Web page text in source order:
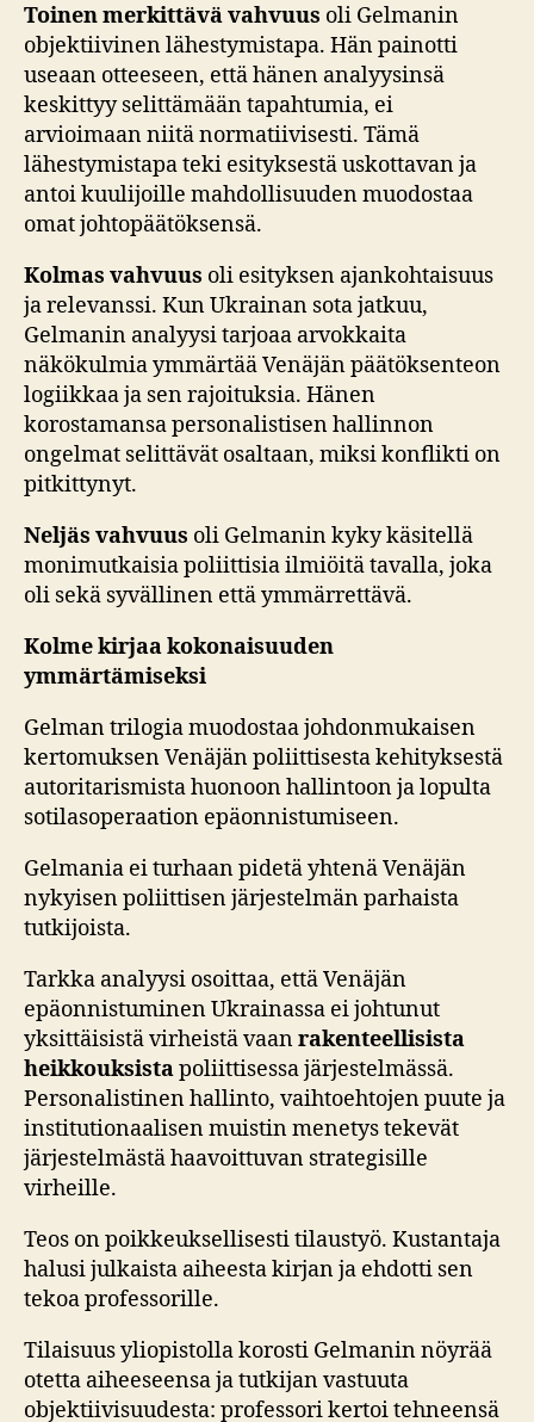
Toinen merkittävä vahvuus oli Gelmanin
objektiivinen lähestymistapa. Hän painotti
useaan otteeseen, että hänen analyysinsä
keskittyy selittämään tapahtumia, ei
arvioimaan niitä normatiivisesti. Tämä
lähestymistapa teki esityksestä uskottavan ja
antoi kuulijoille mahdollisuuden muodostaa
omat johtopäätöksensä.
Kolmas vahvuus oli esityksen ajankohtaisuus
ja relevanssi. Kun Ukrainan sota jatkuu,
Gelmanin analyysi tarjoaa arvokkaita
näkökulmia ymmärtää Venäjän päätöksenteon
logiikkaa ja sen rajoituksia. Hänen
korostamansa personalistisen hallinnon
ongelmat selittävät osaltaan, miksi konflikti on
pitkittynyt.
Neljäs vahvuus oli Gelmanin kyky käsitellä
monimutkaisia poliittisia ilmiöitä tavalla, joka
oli sekä syvällinen että ymmärrettävä.
Kolme kirjaa kokonaisuuden
ymmärtämiseksi
Gelman trilogia muodostaa johdonmukaisen
kertomuksen Venäjän poliittisesta kehityksestä
autoritarismista huonoon hallintoon ja lopulta
sotilasoperaation epäonnistumiseen.
Gelmania ei turhaan pidetä yhtenä Venäjän
nykyisen poliittisen järjestelmän parhaista
tutkijoista.
Tarkka analyysi osoittaa, että Venäjän
epäonnistuminen Ukrainassa ei johtunut
yksittäisistä virheistä vaanrakenteellisista
heikkouksistapoliittisessa järjestelmässä.
Personalistinen hallinto, vaihtoehtojen puute ja
institutionaalisen muistin menetys tekevät
järjestelmästä haavoittuvan strategisille
virheille.
Teos on poikkeuksellisesti tilaustyö. Kustantaja
halusi julkaista aiheesta kirjan ja ehdotti sen
tekoa professorille.
Tilaisuus yliopistolla korosti Gelmanin nöyrää
otetta aiheeseensa ja tutkijan vastuuta
objektiivisuudesta: professori kertoi tehneensä